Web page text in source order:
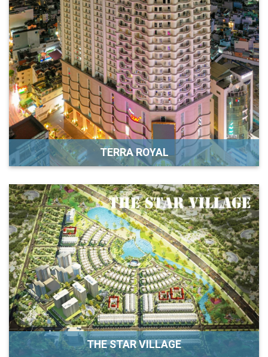
TERRA ROYAL
THE STAR VILLAGE